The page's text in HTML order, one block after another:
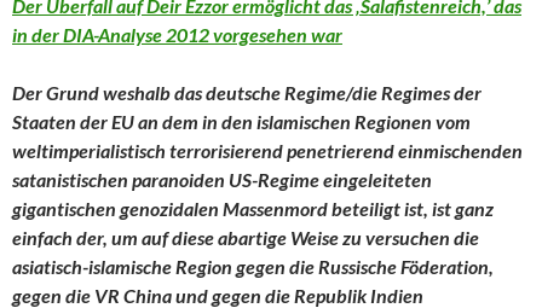
Der Überfall auf Deir Ezzor ermöglicht das ‚Salafistenreich,’ das
in der DIA-Analyse 2012 vorgesehen war
Der Grund weshalb das deutsche Regime/die Regimes der
Staaten der EU an dem in den islamischen Regionen vom
weltimperialistisch terrorisierend penetrierend einmischenden
satanistischen paranoiden US-Regime eingeleiteten
gigantischen genozidalen Massenmord beteiligt ist, ist ganz
einfach der, um auf diese abartige Weise zu versuchen die
asiatisch-islamische Region gegen die Russische Föderation,
gegen die VR China und gegen die Republik Indien